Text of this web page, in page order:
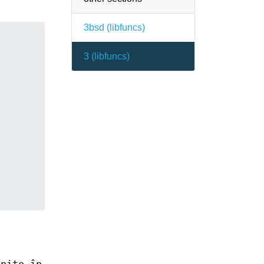
3bsd ( libfuncs)
3 ( libfuncs)